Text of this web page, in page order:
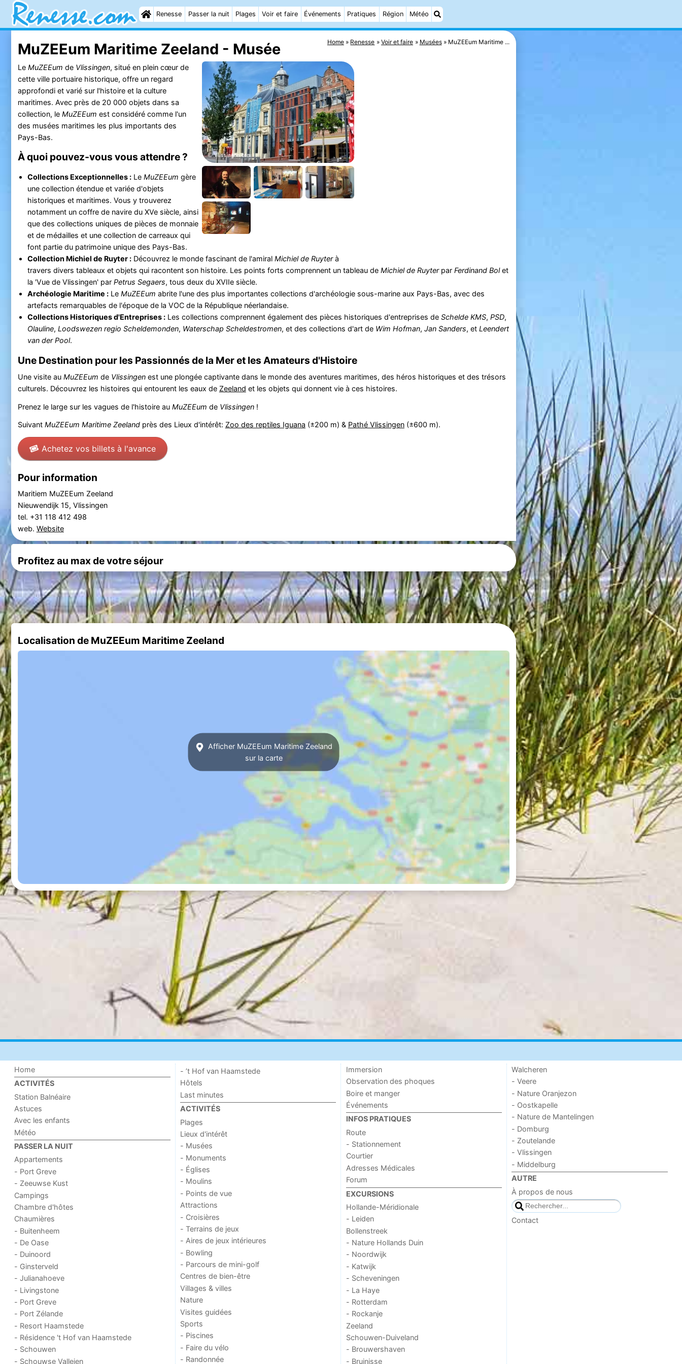
Renesse Passer la nuit Plages Voir et faire Événements Pratiques Région Météo
Home Renesse Voir et faire Musées MuZEEum Maritime ...
MuZEEum Maritime Zeeland - Musée
Le MuZEEum de Vlissingen, situé en plein cœur de
cette ville portuaire historique, offre un regard
approfondi et varié sur l'histoire et la culture
maritimes. Avec près de 20 000 objets dans sa
collection, le MuZEEum est considéré comme l'un
des musées maritimes les plus importants des
Pays-Bas.
À quoi pouvez-vous vous attendre ?
Collections Exceptionnelles :Le MuZEEum gère
une collection étendue et variée d'objets
historiques et maritimes. Vous y trouverez
notamment un coffre de navire du XVe siècle, ainsi
que des collections uniques de pièces de monnaie
et de médailles et une collection de carreaux qui
font partie du patrimoine unique des Pays-Bas.
Collection Michiel de Ruyter :Découvrez le monde fascinant de l'amiral Michiel de Ruyterà
travers divers tableaux et objets qui racontent son histoire. Les points forts comprennent un tableau de Michiel de Ruyterpar Ferdinand Bolet
la 'Vue de Vlissingen' par Petrus Segaers, tous deux du XVIIe siècle.
Archéologie Maritime :Le MuZEEum abrite l'une des plus importantes collections d'archéologie sous-marine aux Pays-Bas, avec des
artefacts remarquables de l'époque de la VOC de la République néerlandaise.
Collections Historiques d'Entreprises :Les collections comprennent également des pièces historiques d'entreprises de Schelde KMS, PSD,
Olauline, Loodswezen regio Scheldemonden, Waterschap Scheldestromen, et des collections d'art de Wim Hofman, Jan Sanders, et Leendert
van der Pool.
Une Destination pour les Passionnés de la Mer et les Amateurs d'Histoire
Une visite au MuZEEum de Vlissingenest une plongée captivante dans le monde des aventures maritimes, des héros historiques et des trésors
culturels. Découvrez les histoires qui entourent les eaux de Zeeland et les objets qui donnent vie à ces histoires.
Prenez le large sur les vagues de l'histoire au MuZEEum de Vlissingen!
Suivant MuZEEum Maritime Zeelandprès des Lieux d'intérêt: Zoo des reptiles Iguana (±200 m) & Pathé Vlissingen(±600 m).
Achetez vos billets à l'avance
Pour information
Maritiem MuZEEum Zeeland
Nieuwendijk 15, Vlissingen
tel. +31 118 412 498
web. Website
Profitez au max de votre séjour
Localisation de MuZEEum Maritime Zeeland
Afficher MuZEEum Maritime Zeeland
sur la carte
Home
ACTIVITÉS
Station Balnéaire
Astuces
Avec les enfants
Météo
PASSER LA NUIT
Appartements
- Port Greve
- Zeeuwse Kust
Campings
Chambre d'hôtes
Chaumières
- Buitenheem
- De Oase
- Duinoord
- Ginsterveld
- Julianahoeve
- Livingstone
- Port Greve
- Port Zélande
- Resort Haamstede
- Résidence 't Hof van Haamstede
- Schouwen
- Schouwse Valleien
- ’t Hof van Haamstede
Hôtels
Last minutes
ACTIVITÉS
Plages
Lieux d'intérêt
- Musées
- Monuments
- Églises
- Moulins
- Points de vue
Attractions
- Croisières
- Terrains de jeux
- Aires de jeux intérieures
- Bowling
- Parcours de mini-golf
Centres de bien-être
Villages & villes
Nature
Visites guidées
Sports
- Piscines
- Faire du vélo
- Randonnée
Immersion
Observation des phoques
Boire et manger
Événements
INFOS PRATIQUES
Route
- Stationnement
Courtier
Adresses Médicales
Forum
EXCURSIONS
Hollande-Méridionale
- Leiden
Bollenstreek
- Nature Hollands Duin
- Noordwijk
- Katwijk
- Scheveningen
- La Haye
- Rotterdam
- Rockanje
Zeeland
Schouwen-Duiveland
- Brouwershaven
- Bruinisse
Walcheren
- Veere
- Nature Oranjezon
- Oostkapelle
- Nature de Mantelingen
- Domburg
- Zoutelande
- Vlissingen
- Middelburg
AUTRE
À propos de nous
Contact